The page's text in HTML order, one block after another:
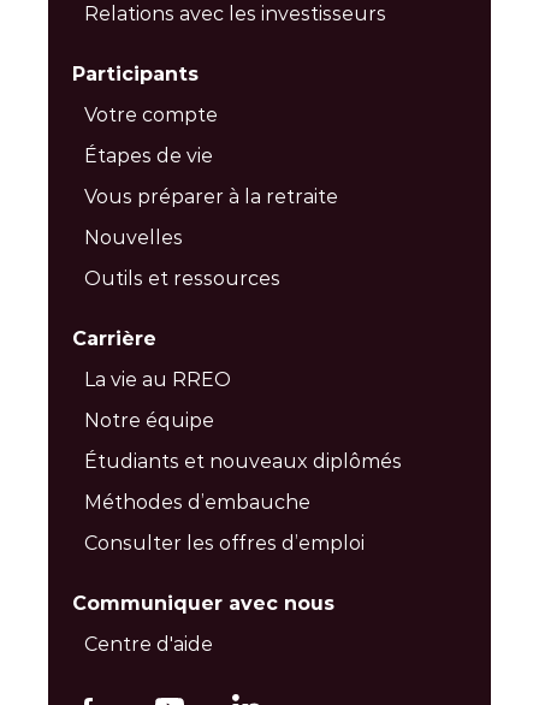
Relations avec les investisseurs
Participants
Votre compte
Étapes de vie
Vous préparer à la retraite
Nouvelles
Outils et ressources
Carrière
La vie au RREO
Notre équipe
Étudiants et nouveaux diplômés
Méthodes d’embauche
Consulter les offres d’emploi
Communiquer avec nous
Centre d'aide